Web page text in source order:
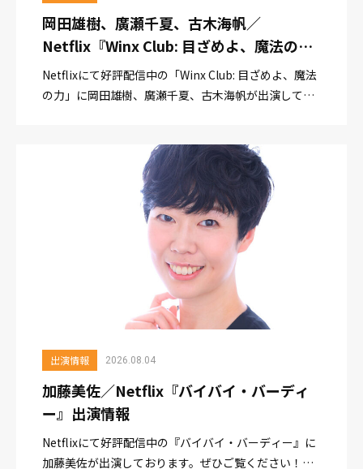
岡田雄樹、廣瀬千夏、古木海帆／
Netflix『Winx Club: 目ざめよ、魔法の
力』出演情報
Netflixにて好評配信中の「Winx Club: 目ざめよ、魔法
の力」に岡田雄樹、廣瀬千夏、古木海帆が出演してお
出演情報 2026.08.04
加藤美佐／Netflix『バイバイ・バーディ
ー』出演情報
Netflixにて好評配信中の『バイバイ・バーディー』に
加藤美佐が出演しております。ぜひご覧ください！